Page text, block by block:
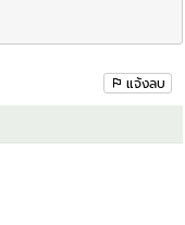
แจ้งลบ